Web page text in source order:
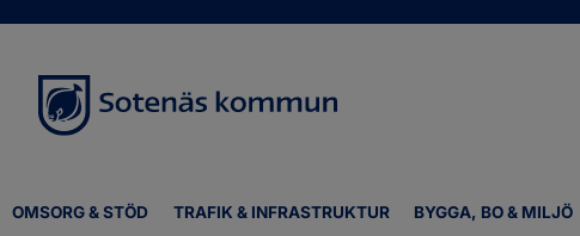
OMSORG & STÖD TRAFIK & INFRASTRUKTUR BYGGA, BO & MILJÖ